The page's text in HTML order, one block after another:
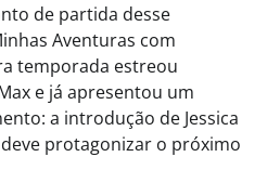
de partida desse
Aventuras com
temporada estreou
e já apresentou um
a introdução de Jessica
protagonizar o próximo